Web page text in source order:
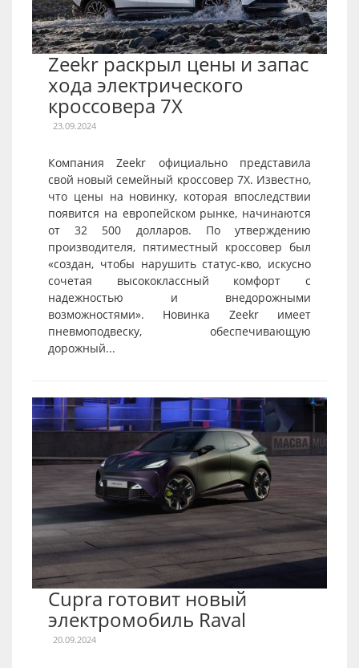
Zeekr раскрыл цены и запас
хода электрического
кроссовера 7X
23.09.2024
Компания Zeekr официально представила
свой новый семейный кроссовер 7X. Известно,
что цены на новинку, которая впоследствии
появится на европейском рынке, начинаются
от 32 500 долларов. По утверждению
производителя, пятиместный кроссовер был
«создан, чтобы нарушить статус-кво, искусно
сочетая высококлассный комфорт с
надежностью и внедорожными
возможностями». Новинка Zeekr имеет
пневмоподвеску, обеспечивающую
дорожный...
Cupra готовит новый
электромобиль Raval
20.09.2024